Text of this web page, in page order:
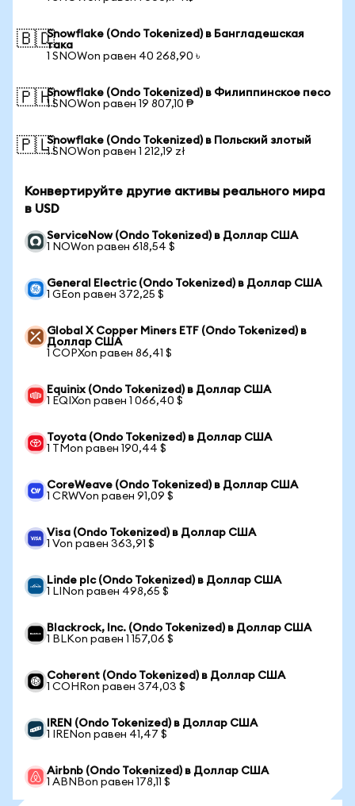
🇧🇩Snowflake (Ondo Tokenized) в Бангладешская
така
1 SNOWon равен 40 268,90 ৳
🇵🇭Snowflake (Ondo Tokenized) в Филиппинское песо
1 SNOWon равен 19 807,10 ₱
🇵🇱Snowflake (Ondo Tokenized) в Польский злотый
1 SNOWon равен 1 212,19 zł
Конвертируйте другие активы реального мира
в USD
ServiceNow (Ondo Tokenized) в Доллар США
1 NOWon равен 618,54 $
General Electric (Ondo Tokenized) в Доллар США
1 GEon равен 372,25 $
Global X Copper Miners ETF (Ondo Tokenized) в
Доллар США
1 COPXon равен 86,41 $
Equinix (Ondo Tokenized) в Доллар США
1 EQIXon равен 1 066,40 $
Toyota (Ondo Tokenized) в Доллар США
1 TMon равен 190,44 $
CoreWeave (Ondo Tokenized) в Доллар США
1 CRWVon равен 91,09 $
Visa (Ondo Tokenized) в Доллар США
1 Von равен 363,91 $
Linde plc (Ondo Tokenized) в Доллар США
1 LINon равен 498,65 $
Blackrock, Inc. (Ondo Tokenized) в Доллар США
1 BLKon равен 1 157,06 $
Coherent (Ondo Tokenized) в Доллар США
1 COHRon равен 374,03 $
IREN (Ondo Tokenized) в Доллар США
1 IRENon равен 41,47 $
Airbnb (Ondo Tokenized) в Доллар США
1 ABNBon равен 178,11 $